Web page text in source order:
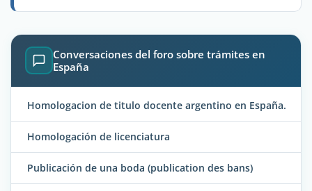
Conversaciones del foro sobre trámites en
España
Homologacion de titulo docente argentino en España.
Homologación de licenciatura
Publicación de una boda (publication des bans)